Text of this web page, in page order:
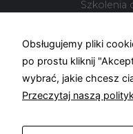
Szkolenia
© Biuro
Obsługujemy pliki
po prostu kliknij
wybrać, jakie chcesz
Przeczytaj naszą